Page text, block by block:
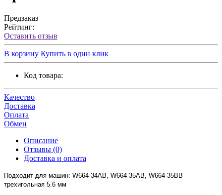
Предзаказ
Рейтинг:
Оставить отзыв
В корзину Купить в один клик
Код товара:
Качество
Доставка
Оплата
Обмен
Описание
Отзывы (0)
Доставка и оплата
Подходит для машин: W664-34AB, W664-35AB, W664-35BB
трехигольная 5.6 мм